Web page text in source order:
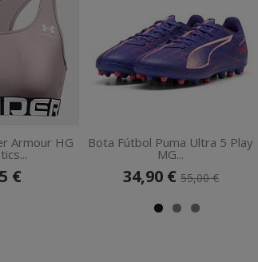
Armour HG
€
Bota Fútbol Puma Ultra 5 Play
MG...
34,90 € 55,00 €